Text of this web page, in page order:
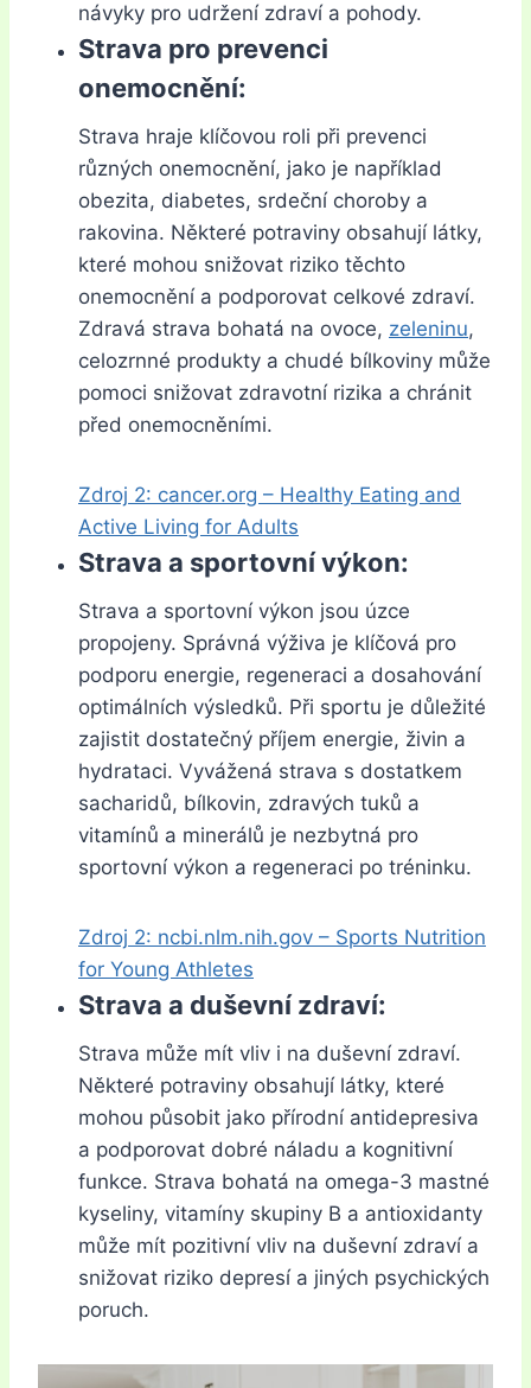
návyky pro udržení zdraví a pohody.
Strava pro prevenci
onemocnění:
Strava hraje klíčovou roli při prevenci
různých onemocnění, jako je například
obezita, diabetes, srdeční choroby a
rakovina. Některé potraviny obsahují látky,
které mohou snižovat riziko těchto
onemocnění a podporovat celkové zdraví.
Zdravá strava bohatá na ovoce, zeleninu,
celozrnné produkty a chudé bílkoviny může
pomoci snižovat zdravotní rizika a chránit
před onemocněními.
Zdroj 2: cancer.org – Healthy Eating and
Active Living for Adults
Strava a sportovní výkon:
Strava a sportovní výkon jsou úzce
propojeny. Správná výživa je klíčová pro
podporu energie, regeneraci a dosahování
optimálních výsledků. Při sportu je důležité
zajistit dostatečný příjem energie, živin a
hydrataci. Vyvážená strava s dostatkem
sacharidů, bílkovin, zdravých tuků a
vitamínů a minerálů je nezbytná pro
sportovní výkon a regeneraci po tréninku.
Zdroj 2: ncbi.nlm.nih.gov – Sports Nutrition
for Young Athletes
Strava a duševní zdraví:
Strava může mít vliv i na duševní zdraví.
Některé potraviny obsahují látky, které
mohou působit jako přírodní antidepresiva
a podporovat dobré náladu a kognitivní
funkce. Strava bohatá na omega-3 mastné
kyseliny, vitamíny skupiny B a antioxidanty
může mít pozitivní vliv na duševní zdraví a
snižovat riziko depresí a jiných psychických
poruch.